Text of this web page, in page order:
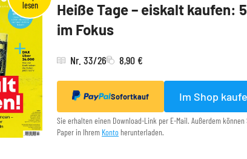
Heiße Tage – eiskalt kaufen:
im Fokus
Nr. 33/26 8,90 €
Sofortkauf Im Shop
Sie erhalten einen Download-Link per E-Mail. Außerdem
Paper in Ihrem Konto herunterladen.